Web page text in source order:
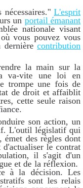
L'esprit
un portail émanant
nationale visant
vous pouvez vous
dernière contribution
la main sur la
va-vite une loi en
trompe une fois de
de droit et affaiblit
cette seule raison
son action, un
L'outil législatif qui
des règles dont
le contrat
il s'agit d'un
et de la réflexion.
à la décision. Les
sont les relais